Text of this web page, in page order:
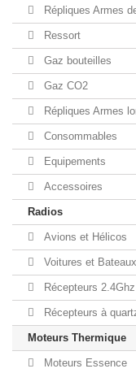
Répliques Armes
Ressort
Gaz bouteilles
Gaz CO2
Répliques Armes
Consommables
Equipements
Accessoires
Radios
Avions et Hélicos
Voitures et Bateaux
Récepteurs 2.4Ghz
Récepteurs à
Moteurs Thermique
Moteurs Essence